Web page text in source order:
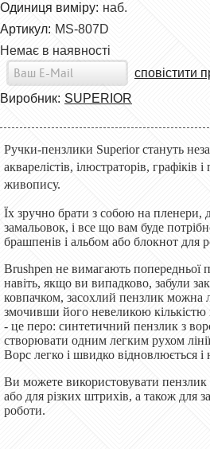
Одиниця виміру: наб.
Артикул: MS-807D
Немає в наявності
сповістити
Виробник: SUPERIOR
Ручки-пензлики Superior стануть
акварелістів, ілюстраторів, графіків
живопису.
Їх зручно брати з собою на пленери,
замальовок, і все що вам буде
брашпенів і альбом або блокнот для
Brushpen не вимагають попередньої
навіть, якщо ви випадково, забули
ковпачком, засохлий пензлик можна
змочивши його невеликою
- це перо: синтетичний пензлик з
створювати одним легким рухом
Ворс легко і швидко відновлюється
Ви можете використовувати пензлик
або для різких штрихів, а також для
роботи.